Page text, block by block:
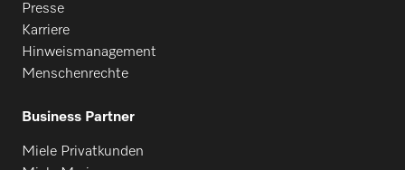
Presse
Karriere
Hinweismanagement
Menschenrechte
Business Partner
Miele Privatkunden